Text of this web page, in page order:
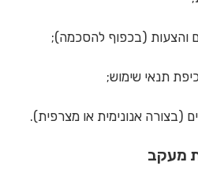
והצעות (בכפוף להסכמה);
תנאי שימוש;
(בצורה אנונימית או מצרפית).